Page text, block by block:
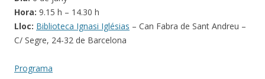
Hora: 9.15 h – 14.30 h
Lloc: Biblioteca Ignasi Iglésias – Can Fabra de Sant Andreu –
C/ Segre, 24-32 de Barcelona
Programa